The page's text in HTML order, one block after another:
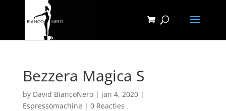
Bezzera Magica S
by David BiancoNero| jan 4, 2020|
Espressomachine | 0 Reacties